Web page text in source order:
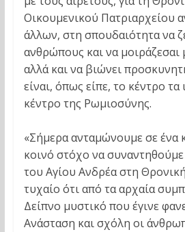
Οικουμενικού Πατριαρχείου
άλλων, στη σπουδαιότητα να
ανθρώπους και να μοιράζεσαι
αλλά και να βιώνει
είναι, όπως είπε, το κέντρο τα
κέντρο της Ρωμιοσύνης.
«Σήμερα ανταμώνουμε σε ένα
κοινό στόχο να συναντηθούμε
του Αγίου Ανδρέα στη
τυχαίο ότι από τα αρχαία
Δείπνο μυστικό που έγινε
Ανάσταση και σχόλη οι